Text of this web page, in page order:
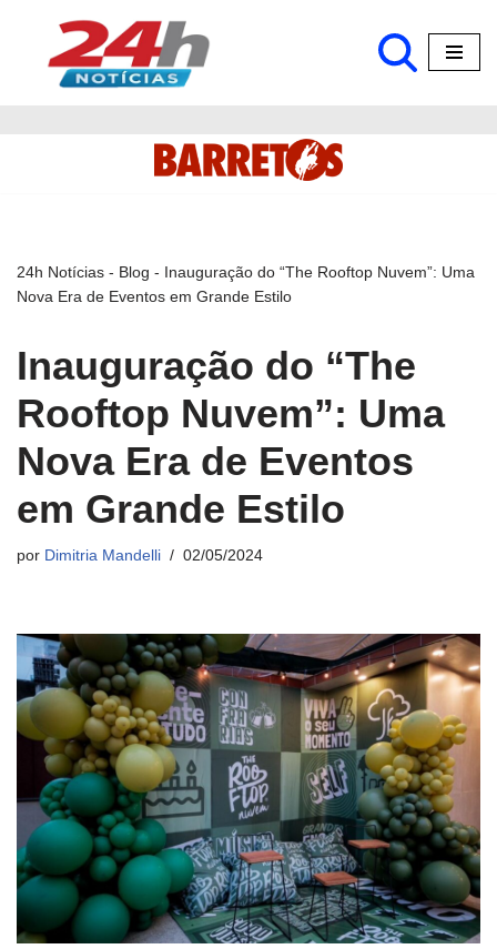
Pular
24h Notícias - Blog - Inauguração do “The Rooftop Nuvem”: Uma
Nova Era de Eventos em Grande Estilo
Inauguração do “The
Rooftop Nuvem”: Uma
Nova Era de Eventos
em Grande Estilo
por Dimitria Mandelli 02/05/2024